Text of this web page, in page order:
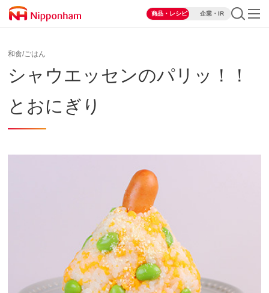
商品・レシピ 企業・IR
和食/ごはん
シャウエッセンのパリッ！！
とおにぎり